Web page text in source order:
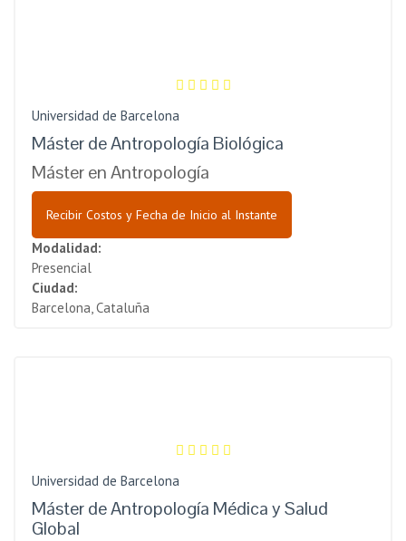
Universidad de Barcelona
Máster de Antropología Biológica
Máster en Antropología
Recibir Costos y Fecha de Inicio al Instante
Modalidad:
Presencial
Ciudad:
Barcelona, Cataluña
Universidad de Barcelona
Máster de Antropología Médica y Salud
Global